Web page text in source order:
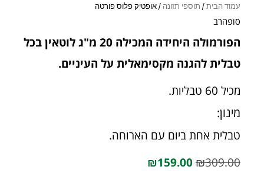
עמוד הבית/ תוספי תזונה / אופטיק פלוס פורטה
סופהרב
הפורמולה היחידה המכילה 20 מ"ג לוטאין בכל
טבלית להגנה מקסימאלית על העיניים.
מכיל 60 טבליות.
מינון:
טבלית אחת ביום עם הארוחה.
₪309.00
₪159.00